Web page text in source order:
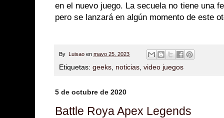
en el nuevo juego. La secuela no tiene una
pero se lanzará en algún momento de este
By Luisao en mayo 25, 2023
Etiquetas: geeks, noticias, video juegos
5 de octubre de 2020
Battle Roya Apex Legends